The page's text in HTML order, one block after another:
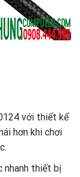
với thiết kế
hơn khi chơi
nhanh thiết bị